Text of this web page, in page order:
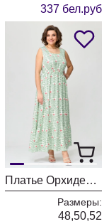
337 бел.руб
Платье ОрхидеяЛюкс 1438
Размеры:
48,50,52